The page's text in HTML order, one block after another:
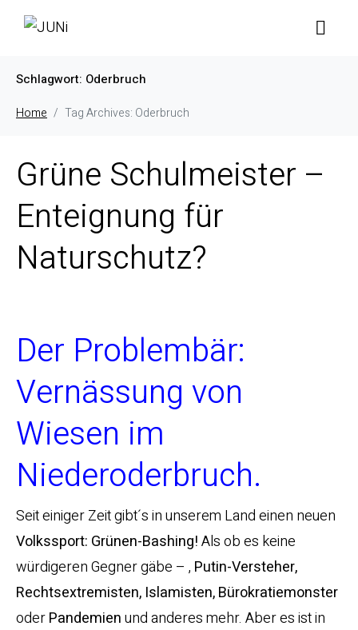
Schlagwort: Oderbruch
Home Tag Archives: Oderbruch
Grüne Schulmeister –
Enteignung für
Naturschutz?
Der Problembär:
Vernässung von
Wiesen im
Niederoderbruch.
Seit einiger Zeit gibt´s in unserem Land einen neuen
Volkssport: Grünen-Bashing!Als ob es keine
würdigeren Gegner gäbe – , Putin-Versteher,
Rechtsextremisten, Islamisten, Bürokratiemonster
oderPandemienund anderes mehr. Aber es ist in